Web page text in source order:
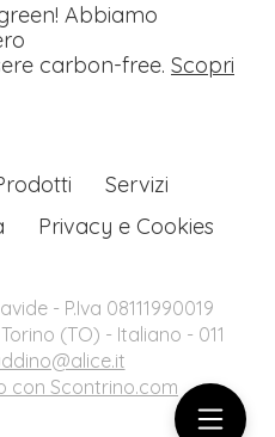
Abbiamo
carbon-free. Scopri
Servizi
Privacy e Cookies
- P.Iva 08111990019
(TO) - Italiano - 011
con Scontrino.com